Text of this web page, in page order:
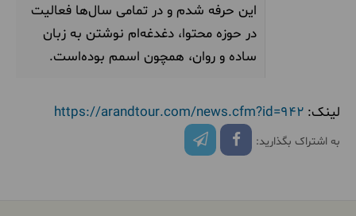
این حرفه شدم و در تمامی سال‌ها فعالیت
در حوزه محتوا، دغدغه‌ام نوشتن به زبان
ساده و روان، همچون اسمم بوده‌است.
لینک: https://arandtour.com/news.cfm?id=942
به اشتراک بگذارید: